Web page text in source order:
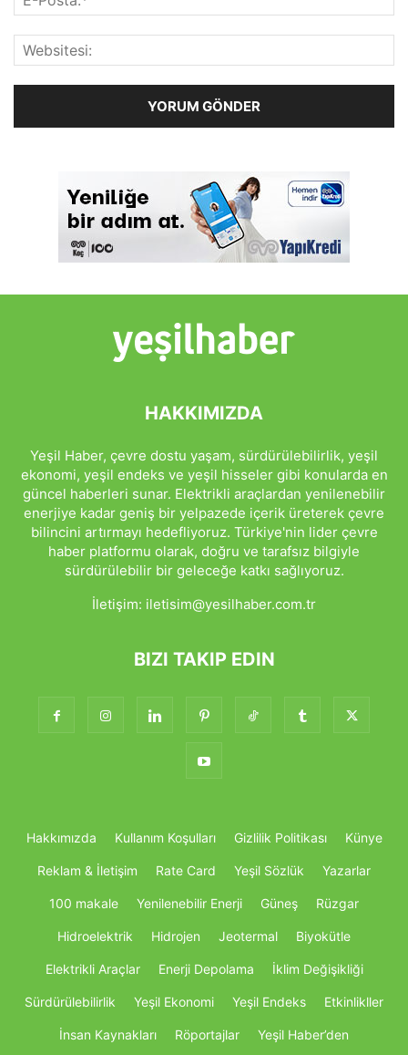
HAKKIMIZDA
Yeşil Haber, çevre dostu yaşam, sürdürülebilirlik, yeşil
ekonomi, yeşil endeks ve yeşil hisseler gibi konularda en
güncel haberleri sunar. Elektrikli araçlardan yenilenebilir
enerjiye kadar geniş bir yelpazede içerik üreterek çevre
bilincini artırmayı hedefliyoruz. Türkiye'nin lider çevre
haber platformu olarak, doğru ve tarafsız bilgiyle
sürdürülebilir bir geleceğe katkı sağlıyoruz.
İletişim: iletisim@yesilhaber.com.tr
BIZI TAKIP EDIN
Hakkımızda Kullanım Koşulları Gizlilik Politikası Künye
Reklam & İletişim Rate Card Yeşil Sözlük Yazarlar
100 makale Yenilenebilir Enerji Güneş Rüzgar
Hidroelektrik Hidrojen Jeotermal Biyokütle
Elektrikli Araçlar Enerji Depolama İklim Değişikliği
Sürdürülebilirlik Yeşil Ekonomi Yeşil Endeks Etkinlikller
İnsan Kaynakları Röportajlar Yeşil Haber’den